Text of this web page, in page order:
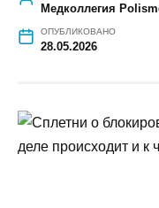
Медколлегия
ОПУБЛИКОВАНО
28.05.2026